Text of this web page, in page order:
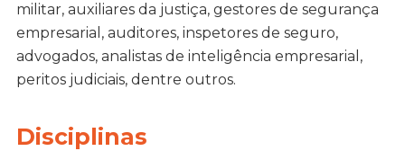
militar, auxiliares da justiça, gestores de segurança
empresarial, auditores, inspetores de seguro,
advogados, analistas de inteligência empresarial,
peritos judiciais, dentre outros.
Disciplinas